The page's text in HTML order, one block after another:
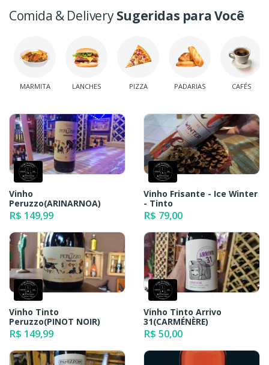
Comida & DeliverySugeridas para Você
MARMITA LANCHES PIZZA PADARIAS CAFÉS
Vinho
Peruzzo(ARINARNOA)
R$ 149,99
Vinho Frisante - Ice Winter
- Tinto
R$ 79,00
Vinho Tinto
Peruzzo(PINOT NOIR)
R$ 149,99
Vinho Tinto Arrivo
31(CARMÉNÈRE)
R$ 50,00